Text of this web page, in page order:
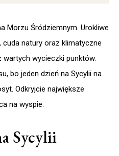
Morzu Śródziemnym. Urokliwe
natury oraz klimatyczne
wycieczki punktów.
bo jeden dzień na Sycylii na
Odkryjcie największe
na wyspie.
Sycylii